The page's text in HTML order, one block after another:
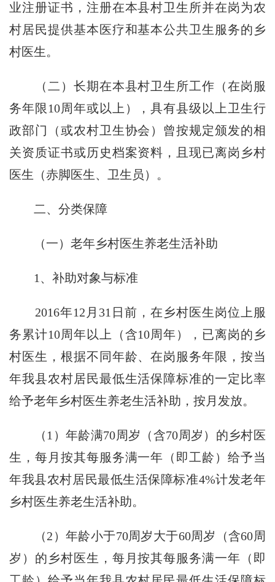
业注册证书，注册在本县村卫生所并在岗为农
村居民提供基本医疗和基本公共卫生服务的乡
村医生。
（二）长期在本县村卫生所工作（在岗服
务年限10周年或以上），具有县级以上卫生行
政部门（或农村卫生协会）曾按规定颁发的相
关资质证书或历史档案资料，且现已离岗乡村
医生（赤脚医生、卫生员）。
二、分类保障
（一）老年乡村医生养老生活补助
1、补助对象与标准
2016年12月31日前，在乡村医生岗位上服
务累计10周年以上（含10周年），已离岗的乡
村医生，根据不同年龄、在岗服务年限，按当
年我县农村居民最低生活保障标准的一定比率
给予老年乡村医生养老生活补助，按月发放。
（1）年龄满70周岁（含70周岁）的乡村医
生，每月按其每服务满一年（即工龄）给予当
年我县农村居民最低生活保障标准4%计发老年
乡村医生养老生活补助。
（2）年龄小于70周岁大于60周岁（含60周
岁）的乡村医生，每月按其每服务满一年（即